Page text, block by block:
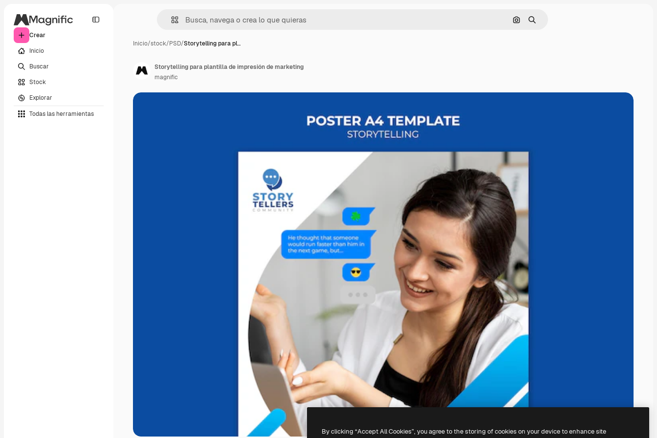
Crear
Inicio
Buscar
Stock
Explorar
Todas las herramientas
Buscar por imagen
Buscar
Inicio/stock/PSD/Storytelling para pl…
Storytelling para plantilla de impresión de marketing
magnific
By clicking “Accept All Cookies”, you agree to the storing of cookies on your device to enhance site